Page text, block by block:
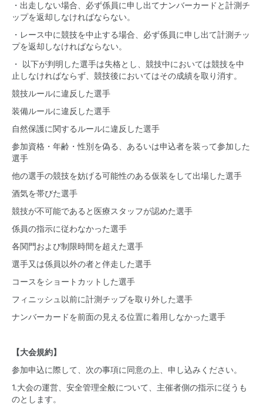
・出走しない場合、必ず係員に申し出てナンバーカードと計測チ
ップを返却しなければならない。
・レース中に競技を中止する場合、必ず係員に申し出て計測チッ
プを返却しなければならない。
・ 以下が判明した選手は失格とし、競技中においては競技を中
止しなければならず、競技後においてはその成績を取り消す。
競技ルールに違反した選手
装備ルールに違反した選手
自然保護に関するルールに違反した選手
参加資格・年齢・性別を偽る、あるいは申込者を装って参加した
選手
他の選手の競技を妨げる可能性のある仮装をして出場した選手
酒気を帯びた選手
競技が不可能であると医療スタッフが認めた選手
係員の指示に従わなかった選手
各関門および制限時間を超えた選手
選手又は係員以外の者と伴走した選手
コースをショートカットした選手
フィニッシュ以前に計測チップを取り外した選手
ナンバーカードを前面の見える位置に着用しなかった選手
【大会規約】
参加申込に際して、次の事項に同意の上、申し込みください。
1.大会の運営、安全管理全般について、主催者側の指示に従うも
のとします。